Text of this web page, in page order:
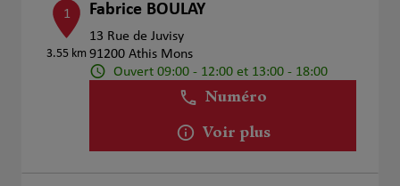
1
3.55 km
Fabrice BOULAY
13 Rue de Juvisy
91200 Athis Mons
Ouvert 09:00 - 12:00 et 13:00 - 18:00
Numéro
Voir plus